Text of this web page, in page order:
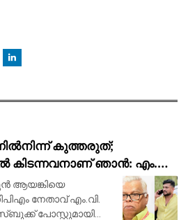
കുത്തരുത്;
കിടന്നവനാണ് ഞാൻ: എം.വി.
അർജുൻ ആയങ്കി
ആയങ്കിയെ
നേതാവ് എം.വി.
പോസ്റ്റുമായി